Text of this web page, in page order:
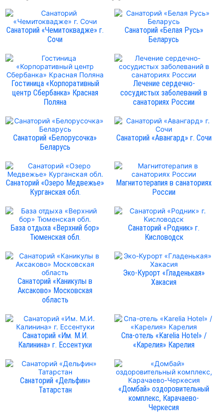
Санаторий «Чемитоквадже» г.
Сочи
Санаторий «Белая Русь»
Беларусь
Гостиница «Корпоративный
центр Сбербанка» Красная
Поляна
Лечение сердечно-
сосудистых заболеваний в
санаториях России
Санаторий «Белорусочка»
Беларусь
Санаторий «Авангард» г. Сочи
Санаторий «Озеро Медвежье»
Курганская обл.
Магнитотерапия в санаториях
России
База отдыха «Верхний бор»
Тюменская обл.
Санаторий «Родник» г.
Кисловодск
Санаторий «Каникулы в
Аксаково» Московская
область
Эко-Курорт «Гладенькая»
Хакасия
Санаторий «Им. М.И.
Калинина» г. Ессентуки
Спа-отель «Karelia Hotel» /
«Карелия» Карелия
Санаторий «Дельфин»
Татарстан
«Домбай» оздоровительный
комплекс, Карачаево-
Черкесия